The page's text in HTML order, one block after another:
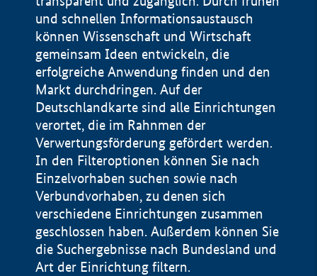
und schnellen Informationsaustausch
können Wissenschaft und Wirtschaft
gemeinsam Ideen entwickeln, die
erfolgreiche Anwendung finden und den
Markt durchdringen. Auf der
Deutschlandkarte sind alle Einrichtungen
verortet, die im Rahnmen der
Verwertungsförderung gefördert werden.
In den Filteroptionen können Sie nach
Einzelvorhaben suchen sowie nach
Verbundvorhaben, zu denen sich
verschiedene Einrichtungen zusammen
geschlossen haben. Außerdem können Sie
die Suchergebnisse nach Bundesland und
Art der Einrichtung filtern.